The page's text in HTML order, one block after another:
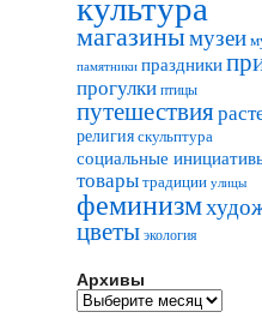
магазинымузеи
памятники праздники
прогулкиптицы
путешествия
религияскульптура
социальные
товарытрадиции улицы
феминизм
цветы экология
Архивы
Архивы